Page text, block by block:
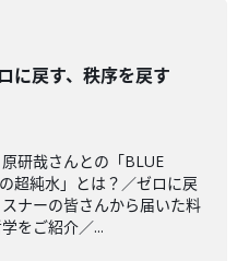
戻す、秩序を戻す
研哉さんとの「BLUE
超純水」とは？／ゼロに戻
ナーの皆さんから届いた料
をご紹介／...